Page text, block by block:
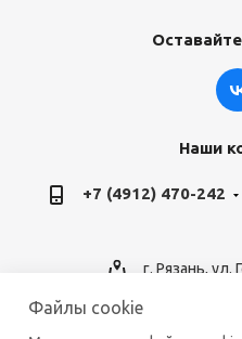
Наши
+7 (4912) 470-242
г. Рязань, ул.
Файлы cookie